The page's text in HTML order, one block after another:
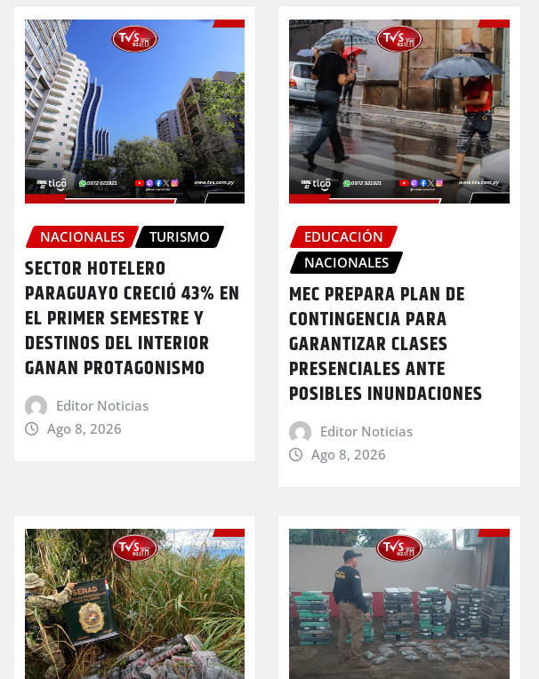
NACIONALES TURISMO
SECTOR HOTELERO
PARAGUAYO CRECIÓ 43% EN
EL PRIMER SEMESTRE Y
DESTINOS DEL INTERIOR
GANAN PROTAGONISMO
Editor Noticias
Ago 8, 2026
EDUCACIÓN
NACIONALES
MEC PREPARA PLAN DE
CONTINGENCIA PARA
GARANTIZAR CLASES
PRESENCIALES ANTE
POSIBLES INUNDACIONES
Editor Noticias
Ago 8, 2026